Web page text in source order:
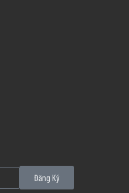
Đăng Ký